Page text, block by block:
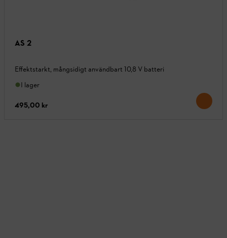
AS 2
Effektstarkt, mångsidigt användbart 10,8 V batteri
I lager
495,00 kr